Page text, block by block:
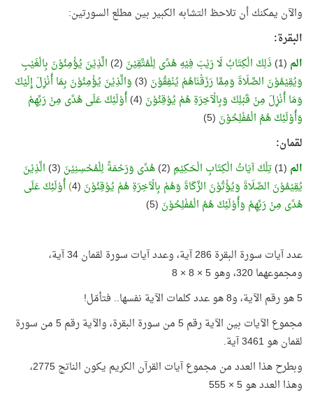
والآن يمكنك أن تلاحظ التشابه الكبير بين مطلع السورتين:
البقرة:
الم (1) ذَلِكَ الْكِتَابُ لَا رَيْبَ فِيْهِ هُدًى لِلْمُتَّقِيْنَ (2)
الَّذِيْنَ يُؤْمِنُوْنَ بِالْغَيْبِ
وَيُقِيْمُوْنَ الصَّلَاةَ وَمِمَّا رَزَقْنَاهُمْ يُنْفِقُوْنَ (3)
وَالَّذِيْنَ يُؤْمِنُوْنَ بِمَا أُنْزِلَ إِلَيْكَ
وَمَا أُنْزِلَ مِنْ قَبْلِكَ وَبِالْآخِرَةِ هُمْ يُوْقِنُوْنَ (4)
أُوْلَئِكَ عَلَى هُدًى مِنْ رَبِّهِمْ
وَأُوْلَئِكَ هُمُ الْمُفْلِحُوْنَ (5)
لقمان:
الم (1) تِلْكَ آيَاتُ الْكِتَابِ الْحَكِيْمِ (2) هُدًى وَرَحْمَةً لِلْمُحْسِنِيْنَ (3)
الَّذِيْنَ
يُقِيْمُوْنَ الصَّلَاةَ وَيُؤْتُوْنَ الزَّكَاةَ وَهُمْ بِالْآخِرَةِ هُمْ يُوْقِنُوْنَ (4
)أُوْلَئِكَ عَلَى
هُدًى مِنْ رَبِّهِمْ وَأُوْلَئِكَ هُمُ الْمُفْلِحُوْنَ (5)
عدد آيات سورة البقرة 286 آية، وعدد آيات سورة لقمان 34 آية،
ومجموعهما 320، وهو 5 × 8 × 8
5 هو رقم الآية، و8 هو عدد كلمات الآية نفسها.. فتأمّل!
مجموع الآيات بين الآية رقم 5 من سورة البقرة، والآية رقم 5 من سورة
لقمان هو 3461 آية.
وبطرح هذا العدد من مجموع آيات القرآن الكريم يكون الناتج 2775،
وهذا العدد هو 5 × 555